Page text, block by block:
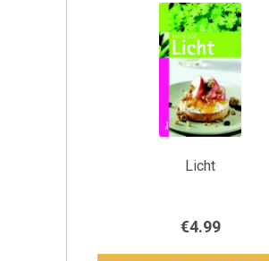
Licht
€4.99